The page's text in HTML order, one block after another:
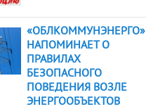
«ОБЛКОММУНЭНЕРГО»
НАПОМИНАЕТ О
ПРАВИЛАХ
БЕЗОПАСНОГО
ПОВЕДЕНИЯ ВОЗЛЕ
ЭНЕРГООБЪЕКТОВ